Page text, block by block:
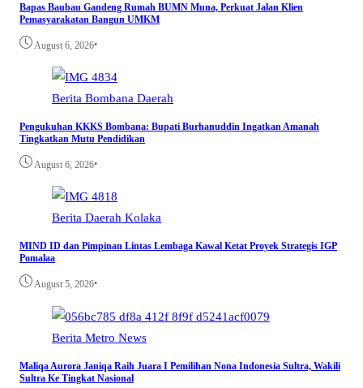
Bapas Baubau Gandeng Rumah BUMN Muna, Perkuat Jalan Klien
Pemasyarakatan Bangun UMKM
August 6, 2026•
Berita Bombana Daerah
Pengukuhan KKKS Bombana: Bupati Burhanuddin Ingatkan Amanah
Tingkatkan Mutu Pendidikan
August 6, 2026•
Berita Daerah Kolaka
MIND ID dan Pimpinan Lintas Lembaga Kawal Ketat Proyek Strategis IGP
Pomalaa
August 5, 2026•
Berita Metro News
Maliqa Aurora Janiqa Raih Juara I Pemilihan Nona Indonesia Sultra, Wakili
Sultra Ke Tingkat Nasional